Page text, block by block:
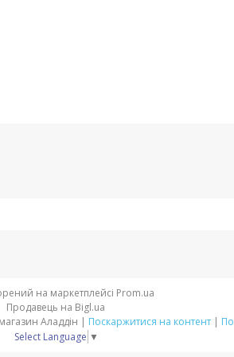
на маркетплейсі Prom.ua
Продавець на Bigl.ua
Товари для свята, декору та пакування - інтернет магазин Аладдін | Поскаржитися на контент |
Select Language ▼